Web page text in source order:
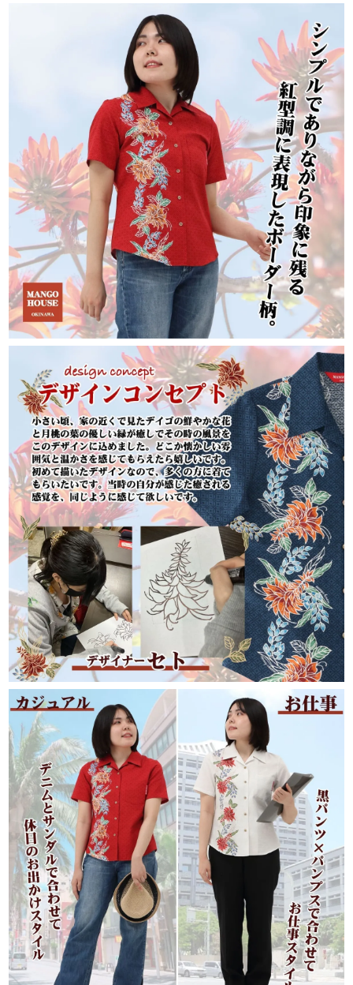
急いでいます。いつ発送されますか？
平日・土日祝ともに午前10時までのご注文で、
当日発送しております。
お届けの目安は、本州・九州・四国は発送日の
翌日、北海道は3日後、沖縄県内は翌日です。
※確約ではありません。一部地域や天候・交通
状況により、お届けが遅れる場合がございます。